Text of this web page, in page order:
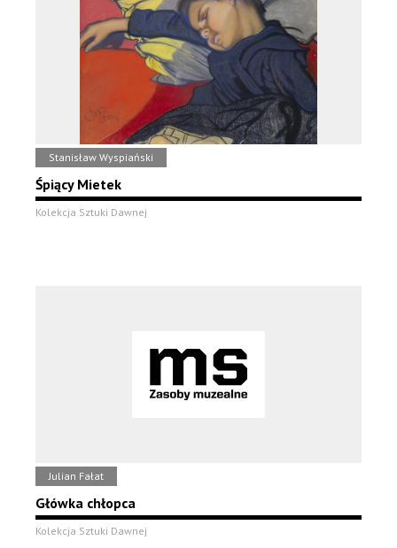
Stanisław Wyspiański
Śpiący Mietek
Kolekcja Sztuki Dawnej
Julian Fałat
Główka chłopca
Kolekcja Sztuki Dawnej